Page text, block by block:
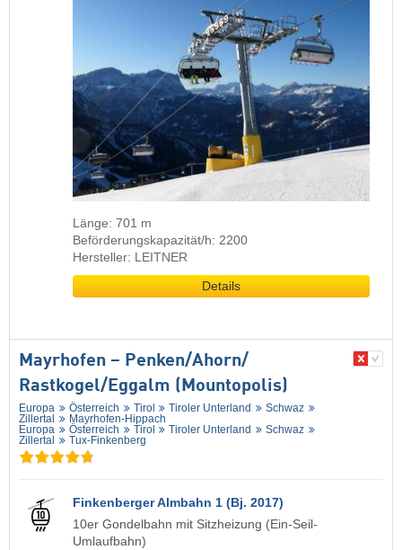
Länge: 701 m
Beförderungskapazität/h: 2200
Hersteller: LEITNER
Details
Mayrhofen – Penken/​Ahorn/​
Rastkogel/​Eggalm (Mountopolis)
Europa Österreich Tirol Tiroler Unterland
Schwaz
Zillertal
Mayrhofen-Hippach
Europa
Österreich Tirol Tiroler Unterland
Schwaz
Zillertal
Tux-Finkenberg
Finkenberger Almbahn 1 (Bj. 2017)
10er Gondelbahn mit Sitzheizung (Ein-Seil-
Umlaufbahn)